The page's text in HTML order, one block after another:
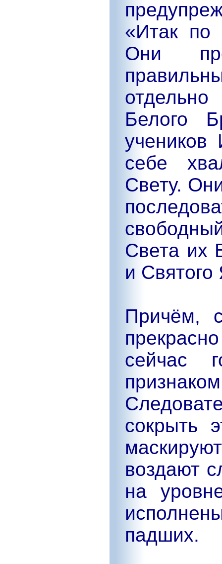
«Итак по
Они
Белого
учеников
себе
Свету.
Света их
и
Причём,
сейчас
сокрыть
воздают
на
падших.